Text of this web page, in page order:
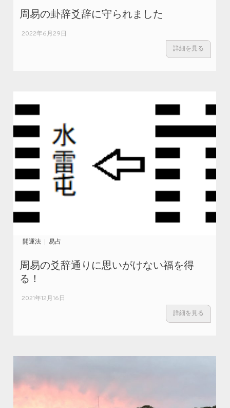
周易の卦辞爻辞に守られました
2022年6月29日
詳細を見る
開運法 易占
周易の爻辞通りに思いがけない福を得
る！
2021年12月16日
詳細を見る